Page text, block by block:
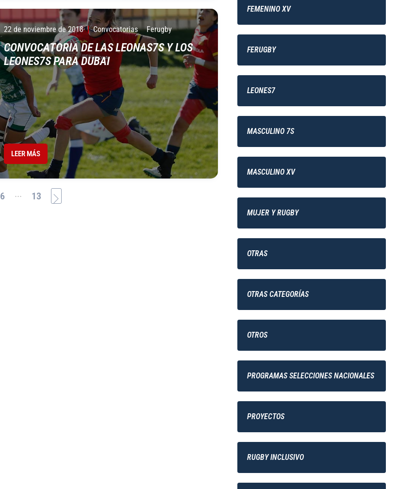
22 de noviembre de 2018 Convocatorias Ferugby
CONVOCATORIA DE LAS LEONAS7S Y LOS
LEONES7S PARA DUBAI
LEER MÁS
6 ... 13
FEMENINO XV
FERUGBY
LEONES7
MASCULINO 7S
MASCULINO XV
MUJER Y RUGBY
OTRAS
OTRAS CATEGORÍAS
OTROS
PROGRAMAS SELECCIONES NACIONALES
PROYECTOS
RUGBY INCLUSIVO